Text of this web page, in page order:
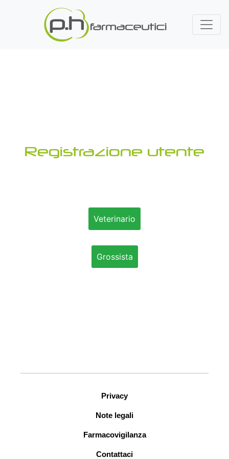
Registrazione utente
Veterinario
Grossista
Privacy
Note legali
Farmacovigilanza
Contattaci